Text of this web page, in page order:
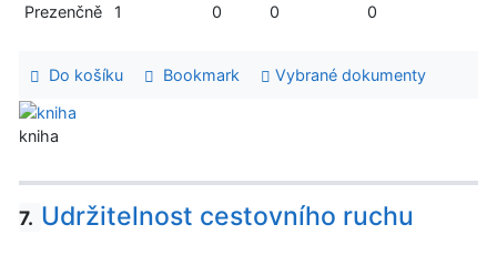
Prezenčně
1 0 0 0
Do košíku Bookmark Vybrané dokumenty
kniha
7. Udržitelnost cestovního ruchu